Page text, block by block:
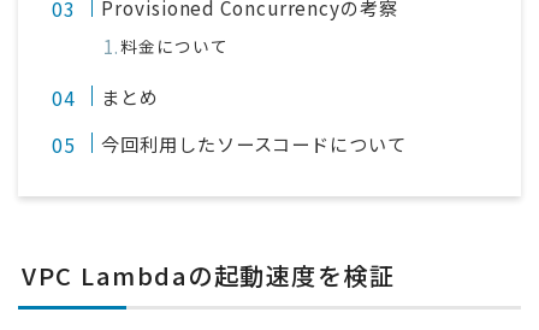
Provisioned Concurrencyの考察
料金について
まとめ
今回利用したソースコードについて
VPC Lambdaの起動速度を検証